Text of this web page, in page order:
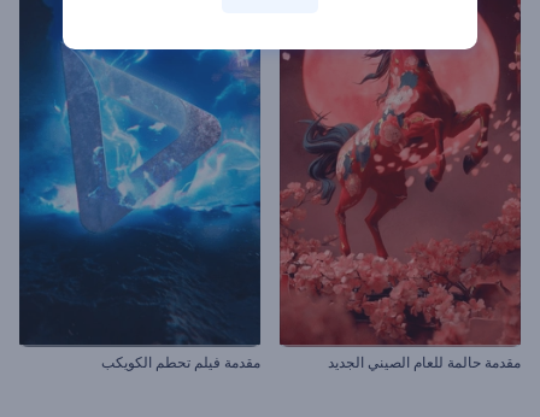
مقدمة حالمة للعام الصيني الجديد مقدمة فيلم تحطم الكويكب